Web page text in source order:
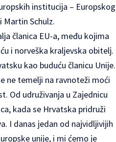
institucija – Europskog
Martin Schulz.
članica EU-a, među kojima
i norveška kraljevska obitelj.
kao buduću članicu Unije.
ne temelji na ravnoteži moći
Od udruživanja u Zajednicu
kada se Hrvatska pridruži
I danas jedan od najvidljivijih
unije, i mi ćemo je